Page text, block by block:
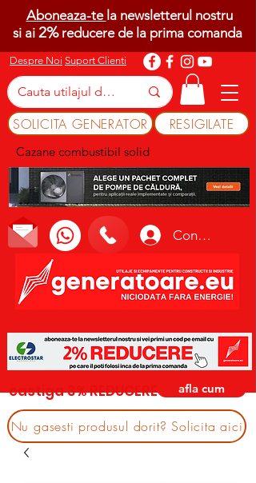
Despre Noi Suport Clienti
SOLICITA GENERATOR RESIGILATE
Cazane combustibil solid
Conectează-te
Aboneaza-te la newsletterul nostru
si ai 2%reducere de la prima comanda
castiga 3% REDUCERE afla cum
Nu gasesti produsul dorit? Solicita aici